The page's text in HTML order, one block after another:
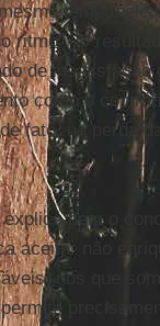
tempo, ele
ritmo". O
de insatisfação
como o
fato, na perda
bem o
aceitar não
nós que